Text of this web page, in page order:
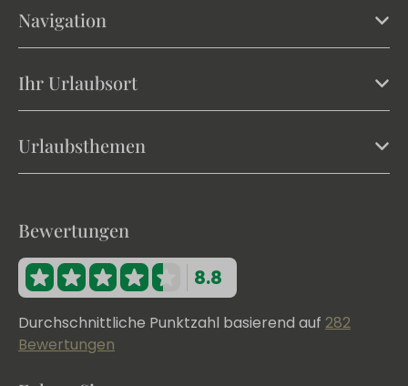
Navigation
Ihr Urlaubsort
Urlaubsthemen
Bewertungen
8.8
Durchschnittliche Punktzahl basierend auf 282
Bewertungen